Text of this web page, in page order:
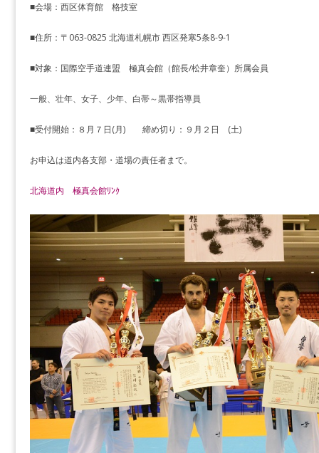
■会場：西区体育館 格技室
■住所：〒063-0825 北海道札幌市 西区発寒5条8-9-1
■対象：国際空手道連盟 極真会館（館長/松井章奎）所属会員
一般、壮年、女子、少年、白帯～黒帯指導員
■受付開始：８月７日(月) 締め切り：９月２日 (土)
お申込は道内各支部・道場の責任者まで。
北海道内 極真会館ﾘﾝｸ